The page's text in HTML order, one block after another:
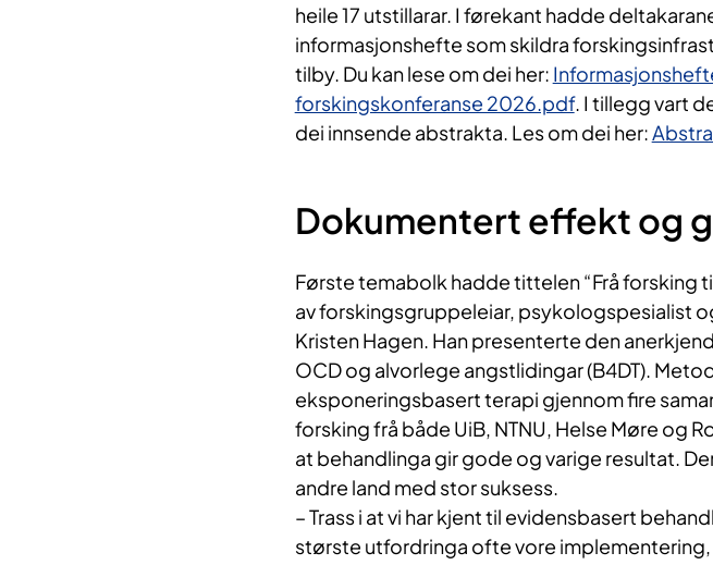
heile 17 utstillarar. I førekant hadde
informasjonshefte som skildra
tilby. Du kan lese om dei her:
forskingskonferanse 2026.pdf. I tillegg vart
dei innsende abstrakta. Les om dei her:
Dokumentert effekt og
Første temabolk hadde tittelen “Frå forsking
av forskingsgruppeleiar, psykologspesialist
Kristen Hagen. Han presenterte den
OCD og alvorlege angstlidingar (B4DT).
eksponeringsbasert terapi gjennom fire
forsking frå både UiB, NTNU, Helse Møre og
at behandlinga gir gode og varige resultat.
andre land med stor suksess.
– Trass i at vi har kjent til evidensbasert
største utfordringa ofte vore implementering,